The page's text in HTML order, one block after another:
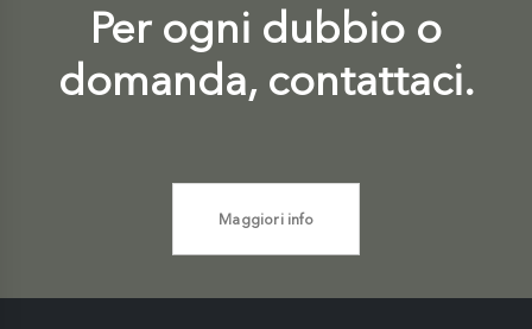
Per ogni dubbio o
domanda, contattaci.
Maggiori info